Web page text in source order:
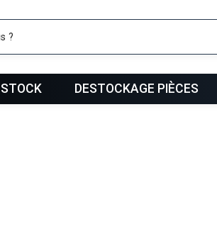
Mes favoris
DESTOCKAGE PIÈCES